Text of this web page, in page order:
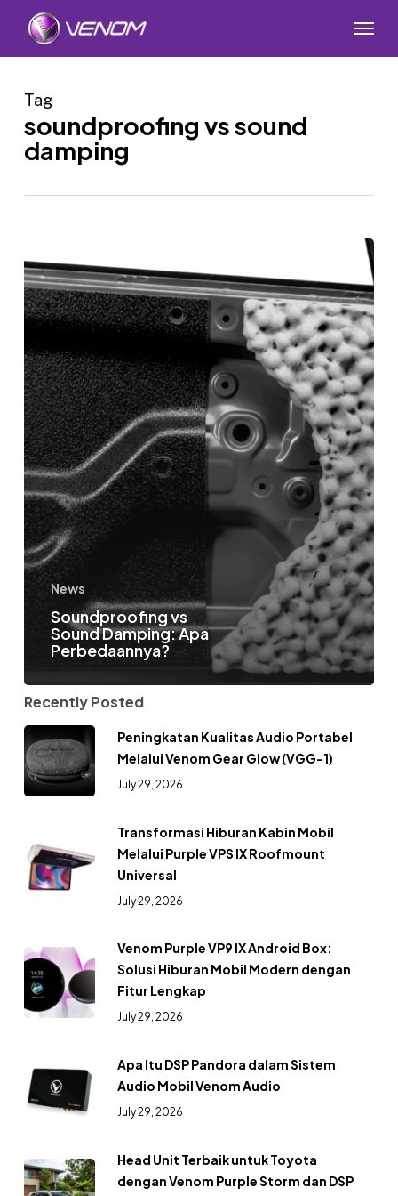
Menu
Tag
soundproofing vs sound
damping
vs
Sound
Damping:
Perbedaannya?
News
Soundproofing vs
Sound Damping: Apa
Perbedaannya?
Recently Posted
Peningkatan Kualitas Audio Portabel
Melalui Venom Gear Glow (VGG-1)
July 29, 2026
Transformasi Hiburan Kabin Mobil
Melalui Purple VPS IX Roofmount
Universal
July 29, 2026
Venom Purple VP9 IX Android Box:
Solusi Hiburan Mobil Modern dengan
Fitur Lengkap
July 29, 2026
Apa Itu DSP Pandora dalam Sistem
Audio Mobil Venom Audio
July 29, 2026
Head Unit Terbaik untuk Toyota
dengan Venom Purple Storm dan DSP